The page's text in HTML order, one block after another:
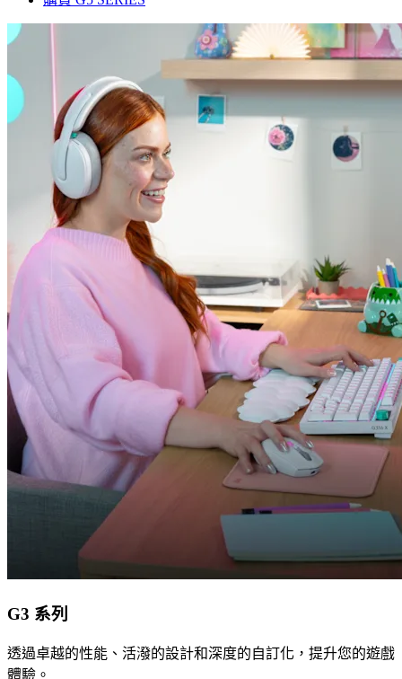
G3 系列
透過卓越的性能、活潑的設計和深度的自訂化，提升您的遊戲
體驗。